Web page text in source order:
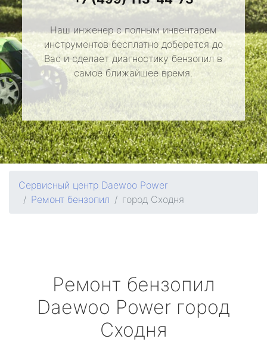
Наш инженер с полным инвентарем
инструментов бесплатно доберется до
Вас и сделает диагностику бензопил в
самое ближайшее время.
Сервисный центр Daewoo Power
Ремонт бензопил
город Сходня
Ремонт бензопил
Daewoo Power город
Сходня